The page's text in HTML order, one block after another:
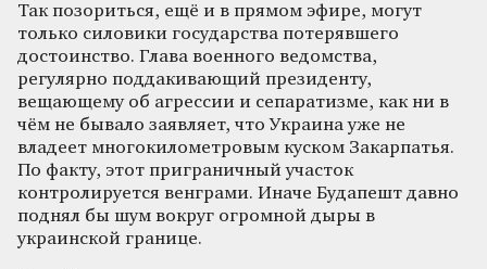
Так позориться, ещё и в прямом эфире, могут
только силовики государства потерявшего
достоинство. Глава военного ведомства,
регулярно поддакивающий президенту,
вещающему об агрессии и сепаратизме, как ни в
чём не бывало заявляет, что Украина уже не
владеет многокилометровым куском Закарпатья.
По факту, этот приграничный участок
контролируется венграми. Иначе Будапешт давно
поднял бы шум вокруг огромной дыры в
украинской границе.